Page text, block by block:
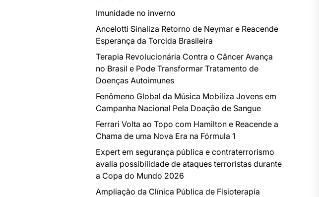
Imunidade no inverno
Ancelotti Sinaliza Retorno de Neymar e Reacende
Esperança da Torcida Brasileira
Terapia Revolucionária Contra o Câncer Avança
no Brasil e Pode Transformar Tratamento de
Doenças Autoimunes
Fenômeno Global da Música Mobiliza Jovens em
Campanha Nacional Pela Doação de Sangue
Ferrari Volta ao Topo com Hamilton e Reacende a
Chama de uma Nova Era na Fórmula 1
Expert em segurança pública e contraterrorismo
avalia possibilidade de ataques terroristas durante
a Copa do Mundo 2026
Ampliação da Clínica Pública de Fisioterapia